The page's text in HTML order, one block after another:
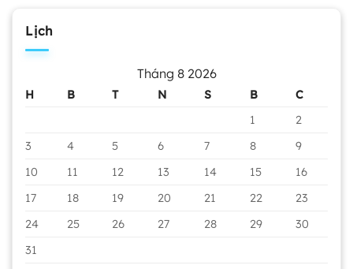
Lịch
Tháng 8 2026
H B T N S B
C
1
2
3
4 5 6 7 8
9
10
11 12 13 14 15
16
17
18 19 20 21 22
23
24
25 26 27 28 29
30
31